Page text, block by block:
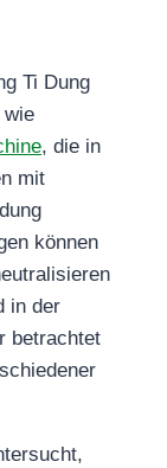
Ti Dung
wie
, die in
mit
können
in der
betrachtet